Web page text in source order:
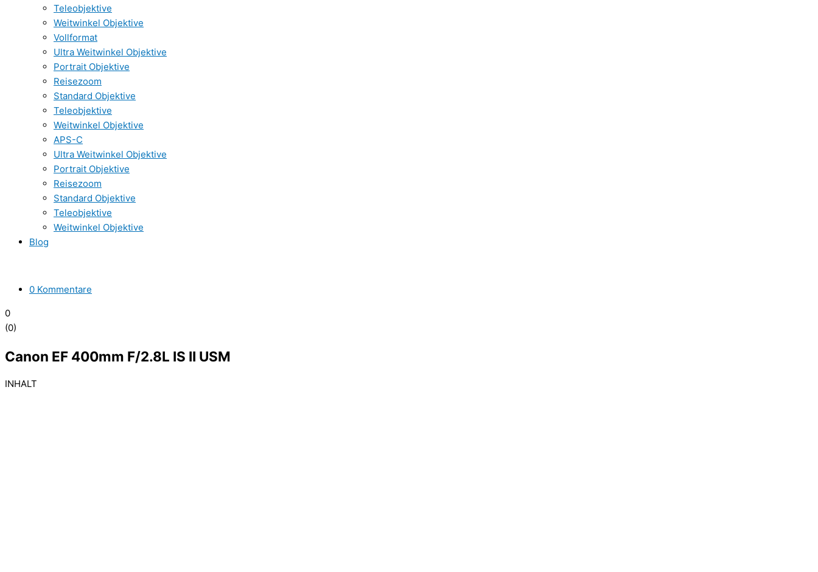
Teleobjektive
Weitwinkel Objektive
Vollformat
Ultra Weitwinkel Objektive
Portrait Objektive
Reisezoom
Standard Objektive
Teleobjektive
Weitwinkel Objektive
APS-C
Ultra Weitwinkel Objektive
Portrait Objektive
Reisezoom
Standard Objektive
Teleobjektive
Weitwinkel Objektive
Blog
0 Kommentare
0
(0)
Canon EF 400mm F/2.8L IS II USM
INHALT